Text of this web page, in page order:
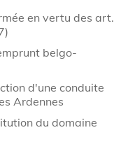
en vertu des art.
belgo-
d'une conduite
Ardennes
du domaine